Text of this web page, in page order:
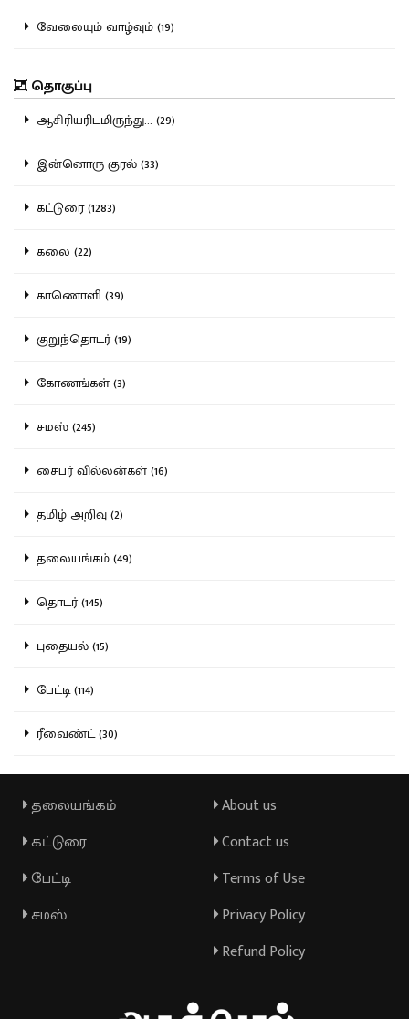
வேலையும் வாழ்வும் (19)
தொகுப்பு
ஆசிரியரிடமிருந்து... (29)
இன்னொரு குரல் (33)
கட்டுரை (1283)
கலை (22)
காணொளி (39)
குறுந்தொடர் (19)
கோணங்கள் (3)
சமஸ் (245)
சைபர் வில்லன்கள் (16)
தமிழ் அறிவு (2)
தலையங்கம் (49)
தொடர் (145)
புதையல் (15)
பேட்டி (114)
ரீவைண்ட் (30)
தலையங்கம்
கட்டுரை
பேட்டி
சமஸ்
About us
Contact us
Terms of Use
Privacy Policy
Refund Policy